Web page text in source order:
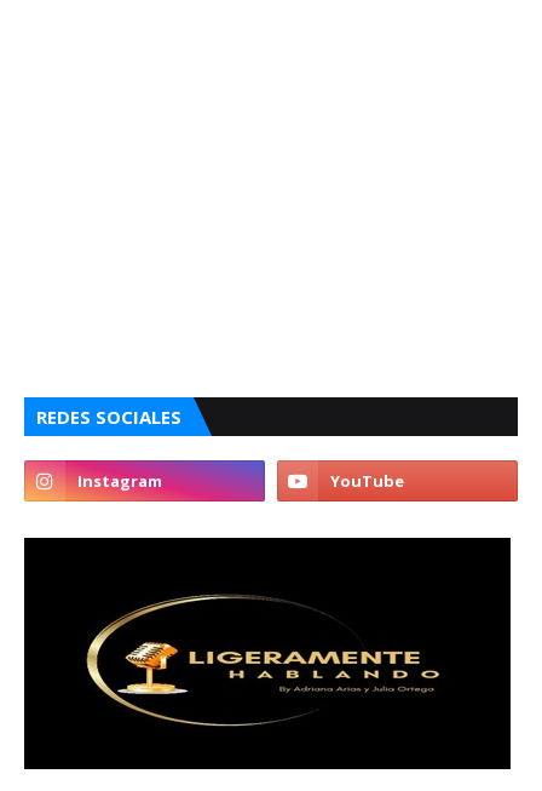
REDES SOCIALES